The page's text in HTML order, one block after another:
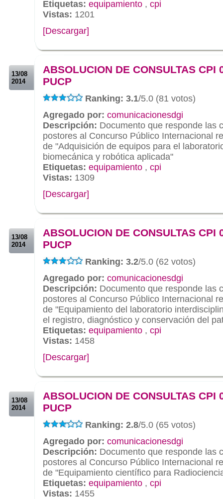
Etiquetas: equipamiento , cpi
Vistas: 1201
[Descargar]
13/08
2014
ABSOLUCION DE CONSULTAS CPI
PUCP
Ranking: 3.1/5.0 (81 votos)
Agregado por: comunicacionesdgi
Descripción: Documento que responde las
postores al Concurso Público Internacional
de "Adquisición de equipos para el
biomecánica y robótica aplicada"
Etiquetas: equipamiento , cpi
Vistas: 1309
[Descargar]
13/08
2014
ABSOLUCION DE CONSULTAS CPI
PUCP
Ranking: 3.2/5.0 (62 votos)
Agregado por: comunicacionesdgi
Descripción: Documento que responde las
postores al Concurso Público Internacional
de "Equipamiento del laboratorio
el registro, diagnóstico y conservación del
Etiquetas: equipamiento , cpi
Vistas: 1458
[Descargar]
13/08
2014
ABSOLUCION DE CONSULTAS CPI
PUCP
Ranking: 2.8/5.0 (65 votos)
Agregado por: comunicacionesdgi
Descripción: Documento que responde las
postores al Concurso Público Internacional
de "Equipamiento científico para
Etiquetas: equipamiento , cpi
Vistas: 1455